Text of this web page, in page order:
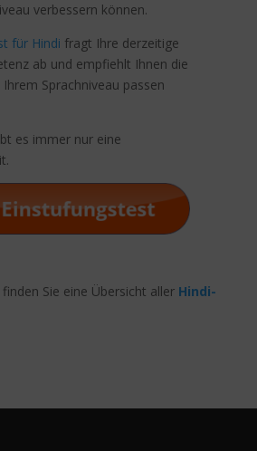
verbessern können.
für Hindi fragt Ihre derzeitige
ab und empfiehlt Ihnen die
Ihrem Sprachniveau passen
es immer nur eine
finden Sie eine Übersicht aller Hindi-